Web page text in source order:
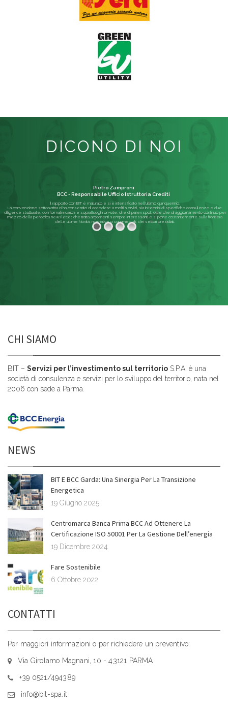
DICONO DI NOI
Il rapporto con BIT è maturato e si è intensificato nell'ultimo quinquennio.
La convenzione sottoscritta ci ha consentito di accedere a molti servizi, sia in termini di specifiche consulenze e due
diligence strutturate, con formali incarichi e sopralluoghi on-site, che di pareri spot; oltre che di aggiornamento continuo per
mezzo della periodica newsletter, che tratta argomenti sempre interessanti e si pone costantemente sulla frontiera
delle ultime Novità, normative o commerciali, dei settori presidiati.
Pietro Zamproni
BCC - Responsabile Ufficio Istruttoria Crediti
Leggi di più
CHI SIAMO
BIT – Servizi per l’investimento sul territorio S.P.A. è una
società di consulenza e servizi per lo sviluppo del territorio, nata nel
2006 con sede a Parma.
NEWS
BIT E BCC Garda: Una Sinergia Per La Transizione
Energetica
19 Giugno 2025
Centromarca Banca Prima BCC Ad Ottenere La
Certificazione ISO 50001 Per La Gestione Dell’energia
19 Dicembre 2024
Fare Sostenibile
6 Ottobre 2022
CONTATTI
Per maggiori informazioni o per richiedere un preventivo:
Via Girolamo Magnani, 10 - 43121 PARMA
+39 0521/494389
info@bit-spa.it